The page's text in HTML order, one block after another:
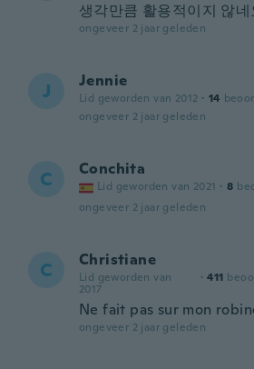
생각만큼 활용적이지 않네
ongeveer 2 jaar geleden
J Jennie
Lid geworden van 2012 · 14
ongeveer 2 jaar geleden
C Conchita
Lid geworden van 2021 · 8
ongeveer 2 jaar geleden
C Christiane
Lid geworden van
2017
· 411
Ne fait pas sur mon
ongeveer 2 jaar geleden